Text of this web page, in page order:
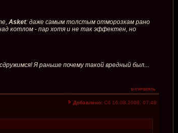
Asket: даже самым толстым отморозкам рано
котлом - пар хотя и не так эффектен, но
Я раньше почему такой вредный был...
Добавлено: Сб 16.08.2008, 07:48